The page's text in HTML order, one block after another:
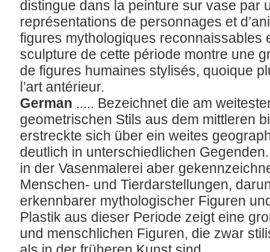
distingue dans la peinture sur vase par
représentations de personnages et
figures mythologiques reconnaissables
sculpture de cette période montre une
de figures humaines stylisés, quoique
l’art antérieur.
German ..... Bezeichnet die am
geometrischen Stils aus dem mittleren
erstreckte sich über ein weites
deutlich in unterschiedlichen
in der Vasenmalerei aber
Menschen- und Tierdarstellungen,
erkennbarer mythologischer Figuren
Plastik aus dieser Periode zeigt eine
und menschlichen Figuren, die zwar